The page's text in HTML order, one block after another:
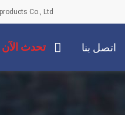
Co., Ltd
اتصل بنا تحدث الآن